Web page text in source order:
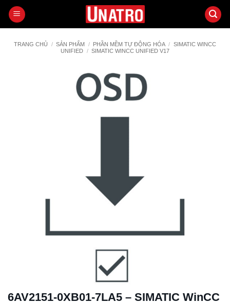
qua
dungTRANG CHỦ / SẢN PHẨM / PHẦN MỀM TỰ ĐỘNG HÓA / SIMATIC WINCC
UNIFIED / SIMATIC WINCC UNIFIED V17
6AV2151-0XB01-7LA5 – SIMATIC WinCC